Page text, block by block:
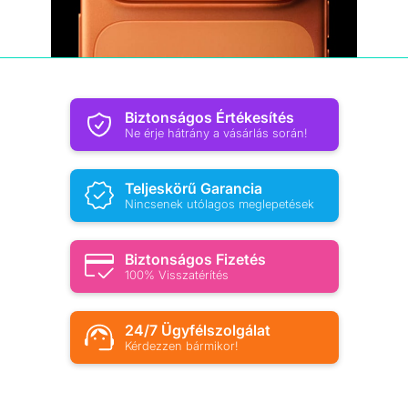
Biztonságos Értékesítés
Ne érje hátrány a vásárlás során!
Teljeskörű Garancia
Nincsenek utólagos meglepetések
Biztonságos Fizetés
100% Visszatérítés
24/7 Ügyfélszolgálat
Kérdezzen bármikor!